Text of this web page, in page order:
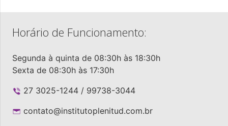
Horário de Funcionamento:
Segunda à quinta de 08:30h às 18:30h
Sexta de 08:30h às 17:30h
27 3025-1244 / 99738-3044
contato@institutoplenitud.com.br